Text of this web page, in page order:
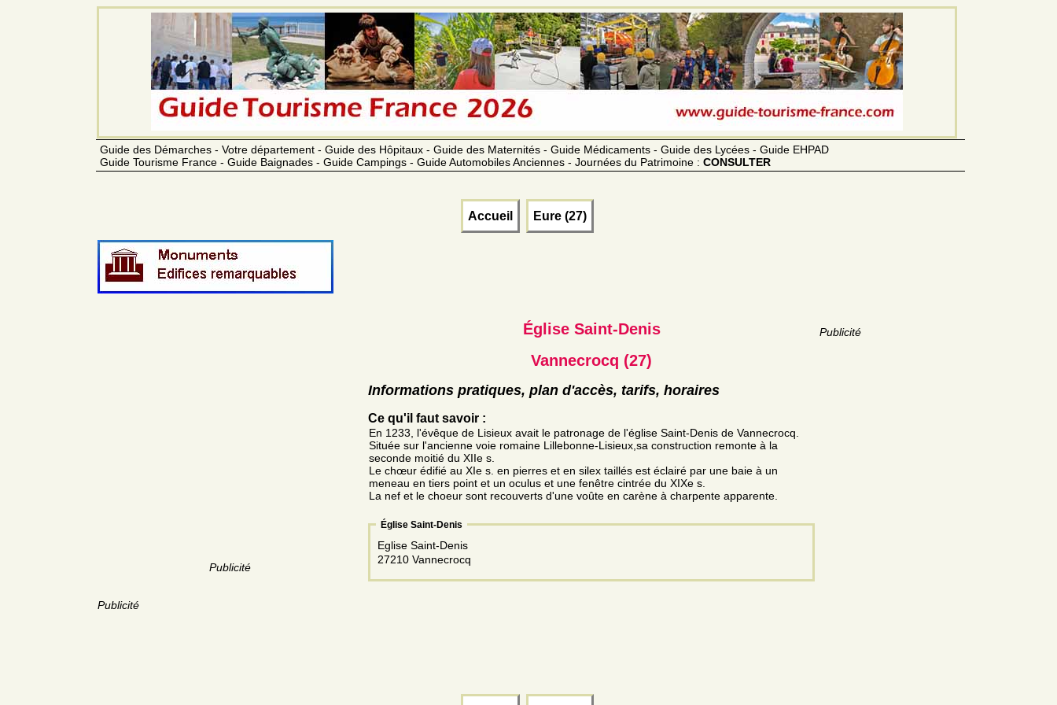
Guide des Démarches - Votre département - Guide des Hôpitaux - Guide des Maternités - Guide Médicaments - Guide des Lycées - Guide EHPAD
Guide Tourisme France - Guide Baignades - Guide Campings - Guide Automobiles Anciennes - Journées du Patrimoine : CONSULTER
Accueil Eure (27)
Publicité
Publicité
Église Saint-Denis
Vannecrocq (27)
Informations pratiques, plan d'accès, tarifs, horaires
Ce qu'il faut savoir :
En 1233, l'évêque de Lisieux avait le patronage de l'église Saint-Denis de Vannecrocq.
Située sur l'ancienne voie romaine Lillebonne-Lisieux,sa construction remonte à la
seconde moitié du XIIe s.
Le chœur édifié au XIe s. en pierres et en silex taillés est éclairé par une baie à un
meneau en tiers point et un oculus et une fenêtre cintrée du XIXe s.
La nef et le choeur sont recouverts d'une voûte en carène à charpente apparente.
Église Saint-Denis
Eglise Saint-Denis
27210 Vannecrocq
Publicité